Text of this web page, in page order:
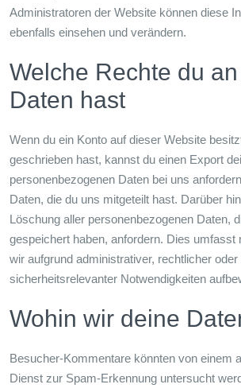
Administratoren der Website können diese
ebenfalls einsehen und verändern.
Welche Rechte du
Daten hast
Wenn du ein Konto auf dieser Website
geschrieben hast, kannst du einen Export
personenbezogenen Daten bei uns
Daten, die du uns mitgeteilt hast. Darüber
Löschung aller personenbezogenen Daten,
gespeichert haben, anfordern. Dies umfasst
wir aufgrund administrativer, rechtlicher oder
sicherheitsrelevanter Notwendigkeiten
Wohin wir deine
Besucher-Kommentare könnten von einem
Dienst zur Spam-Erkennung untersucht